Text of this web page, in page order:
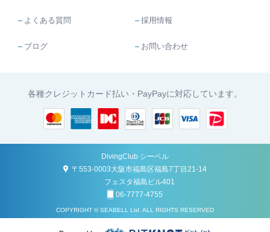
よくある質問 採用情報
ブログ お問い合わせ
各種クレジットカード払い・PayPayに対応しています。
DivingClub シーベル
〒553-0003大阪市福島区福島7丁目21-14
フェスタ福島ビル401
06-7777-4755
COPYRIGHT © SEABELL Ltd. ALL RIGHTS RESERVED